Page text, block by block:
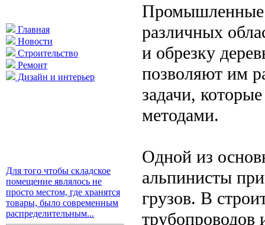
Главная
Новости
Строительство
Ремонт
Дизайн и интерьер
Для того чтобы складское
помещение являлось не
просто местом, где хранятся
товары, было современным
распределительным...
Промышленные
различных
и обрезку
позволяют им
задачи,
методами.
Одной из
альпинисты
грузов. В
трубопроводов